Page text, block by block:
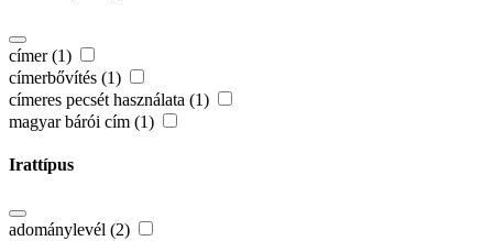
címer (1)
címerbővítés (1)
címeres pecsét használata (1)
magyar bárói cím (1)
Irattípus
adománylevél (2)